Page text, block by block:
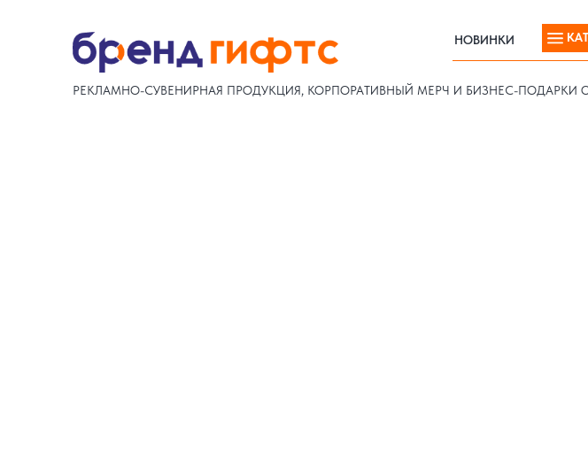
НОВИНКИ
РЕКЛАМНО-СУВЕНИРНАЯ ПРОДУКЦИЯ, КОРПОРАТИВНЫЙ МЕРЧ И БИЗНЕС-ПОДАРКИ